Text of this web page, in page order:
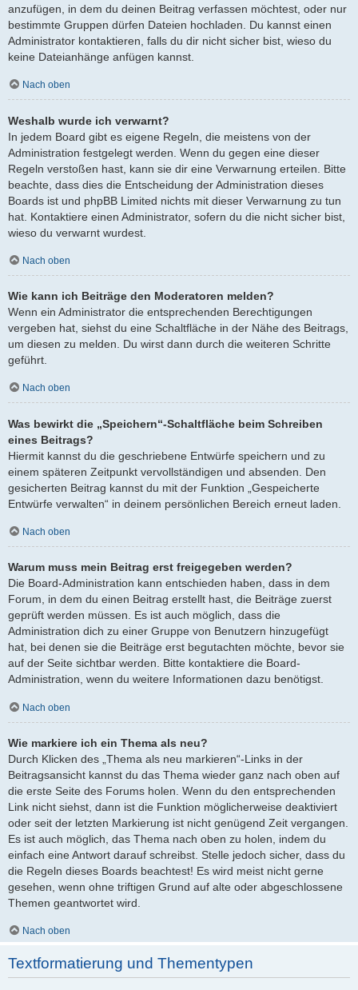
anzufügen, in dem du deinen Beitrag verfassen möchtest, oder nur
bestimmte Gruppen dürfen Dateien hochladen. Du kannst einen
Administrator kontaktieren, falls du dir nicht sicher bist, wieso du
keine Dateianhänge anfügen kannst.
Nach oben
Weshalb wurde ich verwarnt?
In jedem Board gibt es eigene Regeln, die meistens von der
Administration festgelegt werden. Wenn du gegen eine dieser
Regeln verstoßen hast, kann sie dir eine Verwarnung erteilen. Bitte
beachte, dass dies die Entscheidung der Administration dieses
Boards ist und phpBB Limited nichts mit dieser Verwarnung zu tun
hat. Kontaktiere einen Administrator, sofern du die nicht sicher bist,
wieso du verwarnt wurdest.
Nach oben
Wie kann ich Beiträge den Moderatoren melden?
Wenn ein Administrator die entsprechenden Berechtigungen
vergeben hat, siehst du eine Schaltfläche in der Nähe des Beitrags,
um diesen zu melden. Du wirst dann durch die weiteren Schritte
geführt.
Nach oben
Was bewirkt die „Speichern“-Schaltfläche beim Schreiben
eines Beitrags?
Hiermit kannst du die geschriebene Entwürfe speichern und zu
einem späteren Zeitpunkt vervollständigen und absenden. Den
gesicherten Beitrag kannst du mit der Funktion „Gespeicherte
Entwürfe verwalten“ in deinem persönlichen Bereich erneut laden.
Nach oben
Warum muss mein Beitrag erst freigegeben werden?
Die Board-Administration kann entschieden haben, dass in dem
Forum, in dem du einen Beitrag erstellt hast, die Beiträge zuerst
geprüft werden müssen. Es ist auch möglich, dass die
Administration dich zu einer Gruppe von Benutzern hinzugefügt
hat, bei denen sie die Beiträge erst begutachten möchte, bevor sie
auf der Seite sichtbar werden. Bitte kontaktiere die Board-
Administration, wenn du weitere Informationen dazu benötigst.
Nach oben
Wie markiere ich ein Thema als neu?
Durch Klicken des „Thema als neu markieren“-Links in der
Beitragsansicht kannst du das Thema wieder ganz nach oben auf
die erste Seite des Forums holen. Wenn du den entsprechenden
Link nicht siehst, dann ist die Funktion möglicherweise deaktiviert
oder seit der letzten Markierung ist nicht genügend Zeit vergangen.
Es ist auch möglich, das Thema nach oben zu holen, indem du
einfach eine Antwort darauf schreibst. Stelle jedoch sicher, dass du
die Regeln dieses Boards beachtest! Es wird meist nicht gerne
gesehen, wenn ohne triftigen Grund auf alte oder abgeschlossene
Themen geantwortet wird.
Nach oben
Textformatierung und Thementypen